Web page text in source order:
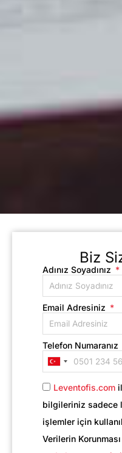
Biz
Adınız Soyadınız
Email Adresiniz
Telefon Numaranız
Turkey
+90Leventofis.com
bilgileriniz sadece
işlemler için
Verilerin